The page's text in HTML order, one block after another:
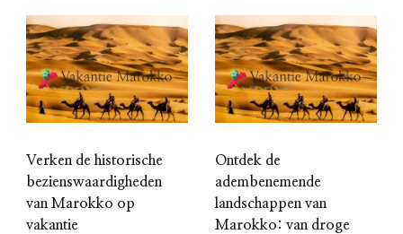
Verken de historische
bezienswaardigheden
van Marokko op
vakantie
Ontdek de
adembenemende
landschappen van
Marokko: van droge